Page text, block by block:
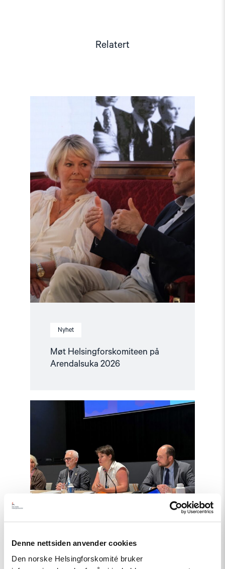
Denne nettsiden anvender cookies
Den norske Helsingforskomité bruker
Relatert
Nyhet
Møt Helsingforskomiteen på
Arendalsuka 2026
Read
article
"Møt
Helsingforskomiteen
på
Arendalsuka
2026"
Artikkel
article
Haag
til
«People
First»"